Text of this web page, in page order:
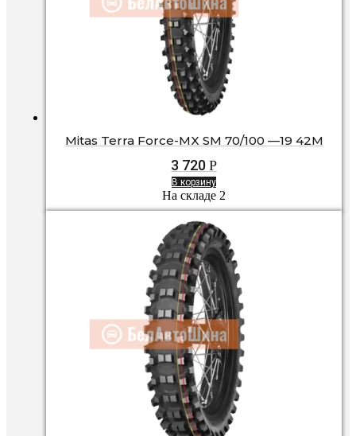
Mitas Terra Force-MX SM 70/100 —19 42M
3 720 Р
В корзину
На складе 2